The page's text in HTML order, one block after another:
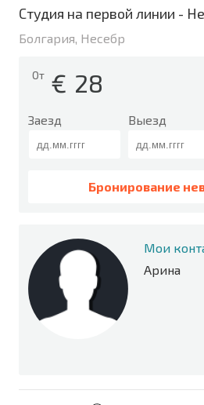
Студия на первой линии -
Болгария, Несебр
От € 28
Заезд Выезд
Бронирование
Мои
Арина